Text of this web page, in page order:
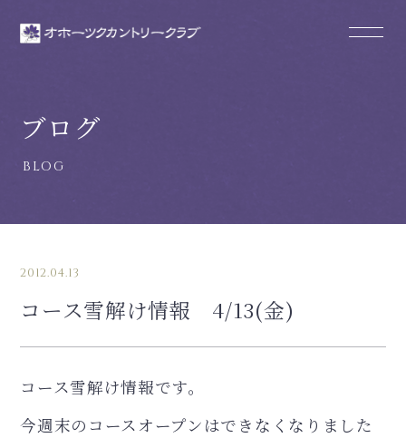
ブログ
2012.04.13
コース雪解け情報 4/13(金)
コース雪解け情報です。
今週末のコースオープンはできなくなりました